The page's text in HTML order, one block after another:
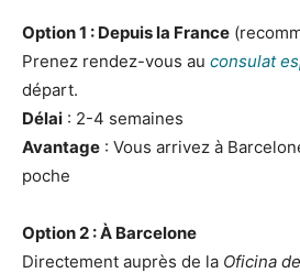
Option 1 : Depuis la France
Prenez rendez-vous au consulat
départ.
Délai : 2-4 semaines
Avantage : Vous arrivez à
poche
Option 2 : À Barcelone
Directement auprès de la Oficina